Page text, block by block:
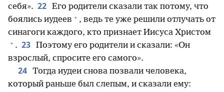
себя». 22 Его родители сказали так потому, что
боялись иудеев + , ведь те уже решили отлучать от
синагоги каждого, кто признает Иисуса Христом
+ . 23 Поэтому его родители и сказали: «Он
взрослый, спросите его самого».
24 Тогда иудеи снова позвали человека,
который раньше был слепым, и сказали ему: